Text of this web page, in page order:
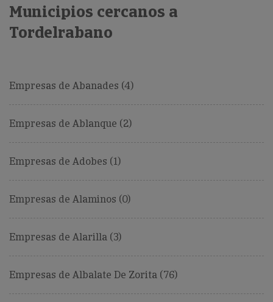
Municipios cercanos a
Tordelrabano
Empresas de Abanades (4)
Empresas de Ablanque (2)
Empresas de Adobes (1)
Empresas de Alaminos (0)
Empresas de Alarilla (3)
Empresas de Albalate De Zorita (76)